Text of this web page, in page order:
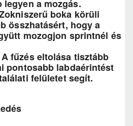
a mozgás.
boka körüli
összhatásért, hogy a
mozogjon sprintnél és
fűzés eltolása tisztább
pontosabb labdaérintést
felületet segít.